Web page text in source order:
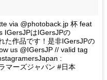
via @photoback.jp 杯 feat
IGersJPはIGersJPの
た作品です！是非IGersJPの
us @IGersJP // valid tag
:
マーズジャパン #日本